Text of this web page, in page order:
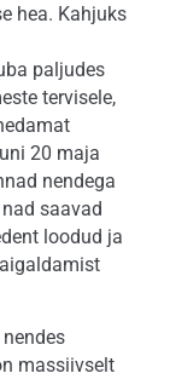
hea. Kahjuks
paljudes
tervisele,
20 maja
nendega
saavad
loodud ja
massiivselt